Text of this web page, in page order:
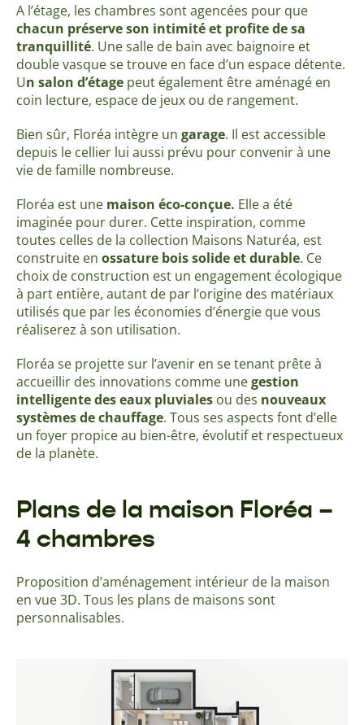
A l’étage, les chambres sont agencées pour que
chacun préserve son intimité et profite de sa
tranquillité. Une salle de bain avec baignoire et
double vasque se trouve en face d’un espace détente.
Un salon d’étage peut également être aménagé en
coin lecture, espace de jeux ou de rangement.
Bien sûr, Floréa intègre un garage. Il est accessible
depuis le cellier lui aussi prévu pour convenir à une
vie de famille nombreuse.
Floréa est une maison éco-conçue. Elle a été
imaginée pour durer. Cette inspiration, comme
toutes celles de la collection Maisons Naturéa, est
construite en ossature bois solide et durable. Ce
choix de construction est un engagement écologique
à part entière, autant de par l’origine des matériaux
utilisés que par les économies d’énergie que vous
réaliserez à son utilisation.
Floréa se projette sur l’avenir en se tenant prête à
accueillir des innovations comme unegestion
intelligente des eaux pluviales ou des nouveaux
systèmes de chauffage. Tous ses aspects font d’elle
un foyer propice au bien-être, évolutif et respectueux
de la planète.
Plans de la maison Floréa –
4 chambres
Proposition d’aménagement intérieur de la maison
en vue 3D. Tous les plans de maisons sont
personnalisables.